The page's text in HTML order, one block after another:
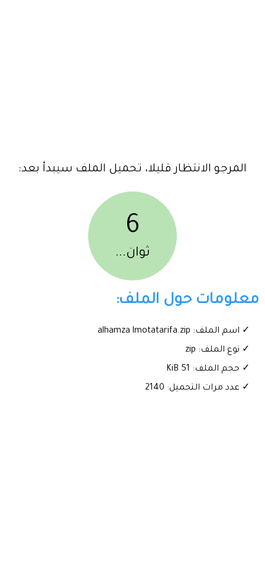
المرجو الانتظار قليلا، تحميل الملف سيبدأ بعد:
6
ثوان...
معلومات حول الملف:
✓ اسم الملف: alhamza lmotatarifa.zip
✓ نوع الملف: zip
✓ حجم الملف: 51 KiB
✓ عدد مرات التحميل: 2140